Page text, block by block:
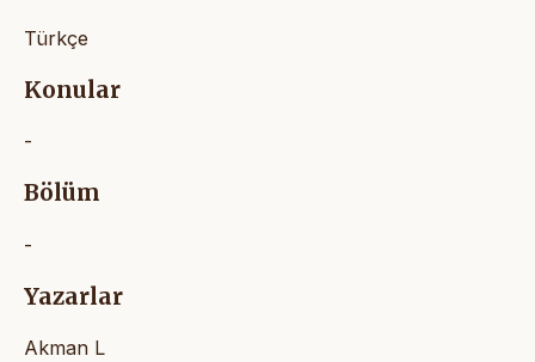
Türkçe
Konular
-
Bölüm
-
Yazarlar
Akman L